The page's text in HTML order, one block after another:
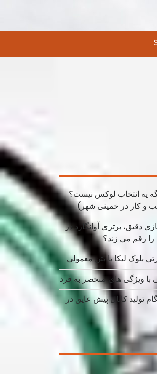
یه انتخاب لوکس نیست؟
‌و کار در خمینی ‌شهر)
دقیق، برتری آوانگارد در
رقم می زند؟
بلوک لیکا با بتن معمولی
با ویژگی های منحصر به فرد
تولید کانال پیش عایق در